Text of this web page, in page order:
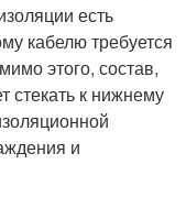
есть
кабелю требуется
этого, состав,
стекать к нижнему
и